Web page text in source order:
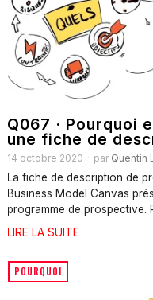
Q067 · Pourquoi
une fiche de
14 octobre 2020 par Quentin
La fiche de description de
Business Model Canvas
programme de
LIRE LA SUITE
POURQUOI